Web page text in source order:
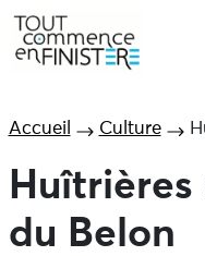
Accueil Culture
du Belon